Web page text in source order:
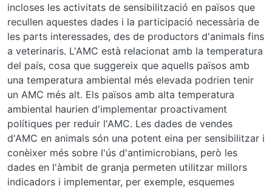
incloses les activitats de sensibilització en països que
recullen aquestes dades i la participació necessària de
les parts interessades, des de productors d'animals fins
a veterinaris. L'AMC està relacionat amb la temperatura
del país, cosa que suggereix que aquells països amb
una temperatura ambiental més elevada podrien tenir
un AMC més alt. Els països amb alta temperatura
ambiental haurien d'implementar proactivament
polítiques per reduir l'AMC. Les dades de vendes
d'AMC en animals són una potent eina per sensibilitzar i
conèixer més sobre l'ús d'antimicrobians, però les
dades en l'àmbit de granja permeten utilitzar millors
indicadors i implementar, per exemple, esquemes